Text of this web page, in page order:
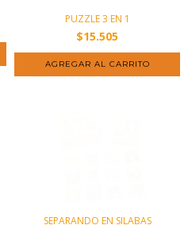
PUZZLE 3 EN 1
$15.505
AGREGAR AL CARRITO
SEPARANDO EN SILABAS